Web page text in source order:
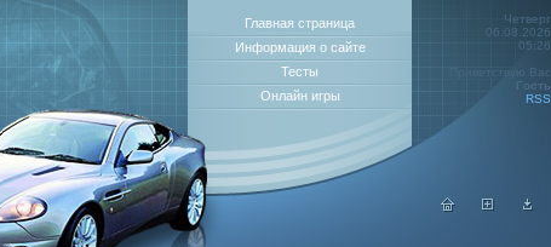
Главная страница
Информация о сайте
Тесты
Онлайн игры
Четверг
06.08.2026
05:26
Приветствую Вас
Гость
RSS